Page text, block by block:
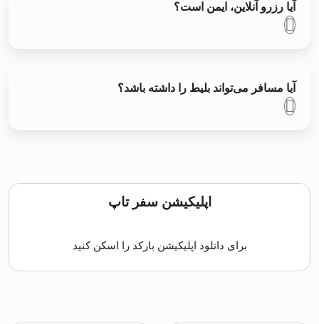
آیا رزرو آنلاین، ایمن است؟
آیا مسافر می‌تواند بلیط را داشته باشد؟
اپلیکیشن سفر تاپ
برای دانلود اپلیکیشن بارکد را اسکن کنید